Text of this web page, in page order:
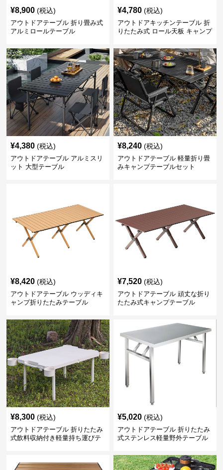
¥8,900 (税込)
アウトドアテーブル 折り畳み式
アルミロールテーブル
¥4,780 (税込)
アウトドアキッチンテーブル 折
りたたみ式 ロール天板 キャンプ
¥4,380 (税込)
アウトドアテーブル アルミスリ
ット 大型テーブル
¥8,240 (税込)
アウトドアテーブル 軽量折り畳
みキャンプテーブルセット
¥8,420 (税込)
アウトドアテーブル ウッディキ
ャンプ折りたたみテーブル
¥7,520 (税込)
アウトドアテーブル 頑丈な折り
たたみ式キャンプテーブル
¥8,300 (税込)
アウトドアテーブル 折りたたみ
式飲料収納付き軽量持ち運びテ
¥5,020 (税込)
アウトドアテーブル 折りたたみ
式ステンレス軽量野外テーブル